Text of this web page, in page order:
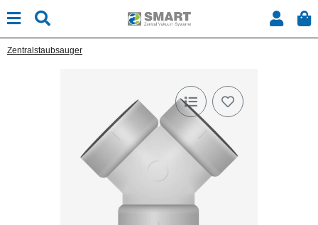
Zentralstaubsauger